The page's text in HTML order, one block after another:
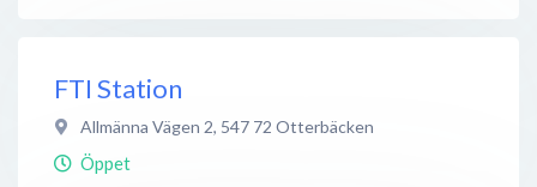
FTI Station
Allmänna Vägen 2, 547 72 Otterbäcken
Öppet